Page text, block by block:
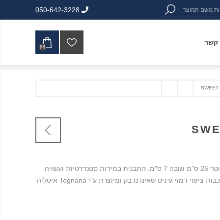
050-642-3228
קשר
(0)
תבנית אפיה קפיץ בקוטר 26 ס"מ וגובה 7 ס"מ. התבנית במידות סטנדרטיות ועשויה